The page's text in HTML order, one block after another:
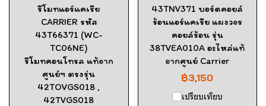
รีโมทแอร์แคเรีย
CARRIER รหัส
43T66371 (WC-
TC06NE)
รีโมทคอนโทรล แท้จาก
ศูนย์ฯ ตรงรุ่น
42TOVGS018 ,
42TVGS018
43TNV371 บอร์ดคอยล์
ร้อนแอร์แคเรีย แผงวจร
คอยล์ร้อน รุ่น
38TVEA010A อะไหล่แท้
จากศูนย์ Carrier
฿3,150
เปรียบเทียบ